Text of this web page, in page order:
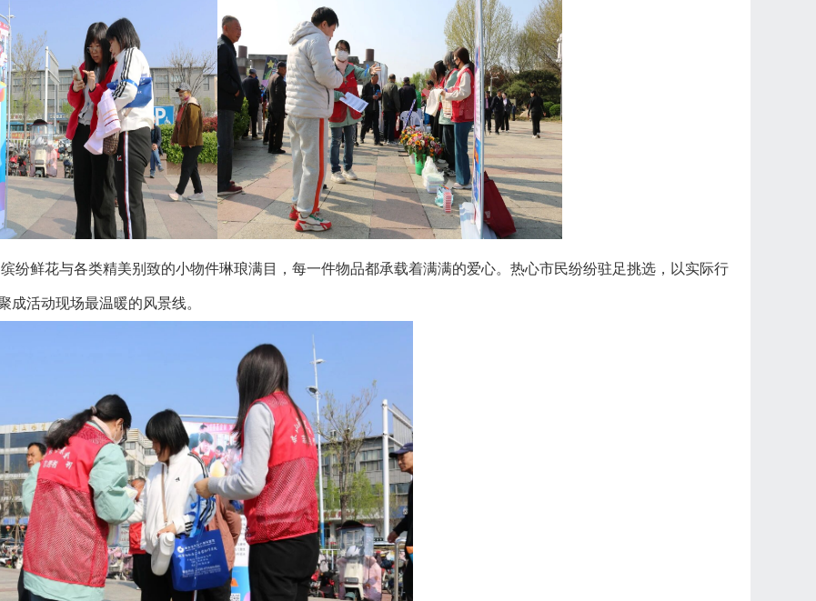
纷鲜花与各类精美别致的小物件琳琅满目，每一件物品都承载着满满的爱心。热心市民纷纷驻足挑选，以实际行
成活动现场最温暖的风景线。